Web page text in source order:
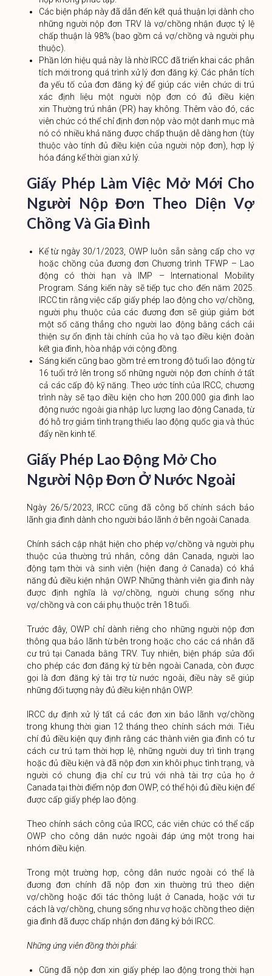
Các biện pháp này đã dẫn đến kết quả thuận lợi dành cho
những người nộp đơn TRV là vợ/chồng nhận được tỷ lệ
chấp thuận là 98% (bao gồm cả vợ/chồng và người phụ
thuộc).
Phần lớn hiệu quả này là nhờ IRCC đã triển khai các phân
tích mới trong quá trình xử lý đơn đăng ký. Các phân tích
đa yếu tố của đơn đăng ký để giúp các viên chức di trú
xác định liệu một người nộp đơn có đủ điều kiện
xin Thường trú nhân (PR) hay không. Thêm vào đó, các
viên chức có thể chỉ định đơn nộp vào một danh mục mà
nó có nhiều khả năng được chấp thuận dễ dàng hơn (tùy
thuộc vào tính đủ điều kiện của người nộp đơn), hợp lý
hóa đáng kể thời gian xử lý.
Giấy Phép Làm Việc Mở Mới Cho
Người Nộp Đơn Theo Diện Vợ
Chồng Và Gia Đình
Kể từ ngày 30/1/2023, OWP luôn sẵn sàng cấp cho vợ
hoặc chồng của đương đơn Chương trình TFWP – Lao
động có thời hạn và IMP – International Mobility
Program. Sáng kiến ​​này sẽ tiếp tục cho đến năm 2025.
IRCC tin rằng việc cấp giấy phép lao động cho vợ/chồng,
người phụ thuộc của các đương đơn sẽ giúp giảm bớt
một số căng thẳng cho người lao động bằng cách cải
thiện sự ổn định tài chính của họ và tạo điều kiện đoàn
kết gia đình, hòa nhập với cộng đồng.
Sáng kiến ​​​​cũng bao gồm trẻ em trong độ tuổi lao động từ
16 tuổi trở lên trong số những người nộp đơn chính ở tất
cả các cấp độ kỹ năng. Theo ước tính của IRCC, chương
trình này sẽ tạo điều kiện cho hơn 200.000 gia đình lao
động nước ngoài gia nhập lực lượng lao động Canada, từ
đó hỗ trợ giảm tình trạng thiếu lao động quốc gia và thúc
đẩy nền kinh tế.
Giấy Phép Lao Động Mở Cho
Người Nộp Đơn Ở Nước Ngoài
Ngày 26/5/2023, IRCC cũng đã công bố chính sách bảo
lãnh gia đình dành cho người bảo lãnh ở bên ngoài Canada.
Chính sách cập nhật hiện cho phép vợ/chồng và người phụ
thuộc của thường trú nhân, công dân Canada, người lao
động tạm thời và sinh viên (hiện đang ở Canada) có khả
năng đủ điều kiện nhận OWP. Những thành viên gia đình này
được định nghĩa là vợ/chồng, người chung sống như
vợ/chồng và con cái phụ thuộc trên 18 tuổi.
Trước đây, OWP chỉ dành riêng cho những người nộp đơn
thông qua bảo lãnh từ bên trong hoặc cho các cá nhân đã
cư trú tại Canada bằng TRV. Tuy nhiên, biện pháp sửa đổi
cho phép các đơn đăng ký từ bên ngoài Canada, còn được
gọi là đơn đăng ký tài trợ từ nước ngoài, điều này sẽ giúp
những đối tượng này đủ điều kiện nhận OWP.
IRCC dự định xử lý tất cả các đơn xin bảo lãnh vợ/chồng
trong khung thời gian 12 tháng theo chính sách mới. Tiêu
chí đủ điều kiện quy định rằng các thành viên gia đình có tư
cách cư trú tạm thời hợp lệ, những người duy trì tình trạng
hoặc đủ điều kiện và đã nộp đơn xin khôi phục tình trạng, và
người có chung địa chỉ cư trú với nhà tài trợ của họ ở
Canada tại thời điểm nộp đơn OWP, có thể hội đủ điều kiện để
được cấp giấy phép lao động.
Theo chính sách công của IRCC, các viên chức có thể cấp
OWP cho công dân nước ngoài đáp ứng một trong hai
nhóm điều kiện.
Trong một trường hợp, công dân nước ngoài có thể là
đương đơn chính đã nộp đơn xin thường trú theo diện
vợ/chồng hoặc đối tác thông luật ở Canada, hoặc với tư
cách là vợ/chồng, chung sống như vợ hoặc chồng theo diện
gia đình đã được chấp nhận đơn đăng ký bởi IRCC.
Những ứng viên đồng thời phải:
Cũng đã nộp đơn xin giấy phép lao động trong thời hạn